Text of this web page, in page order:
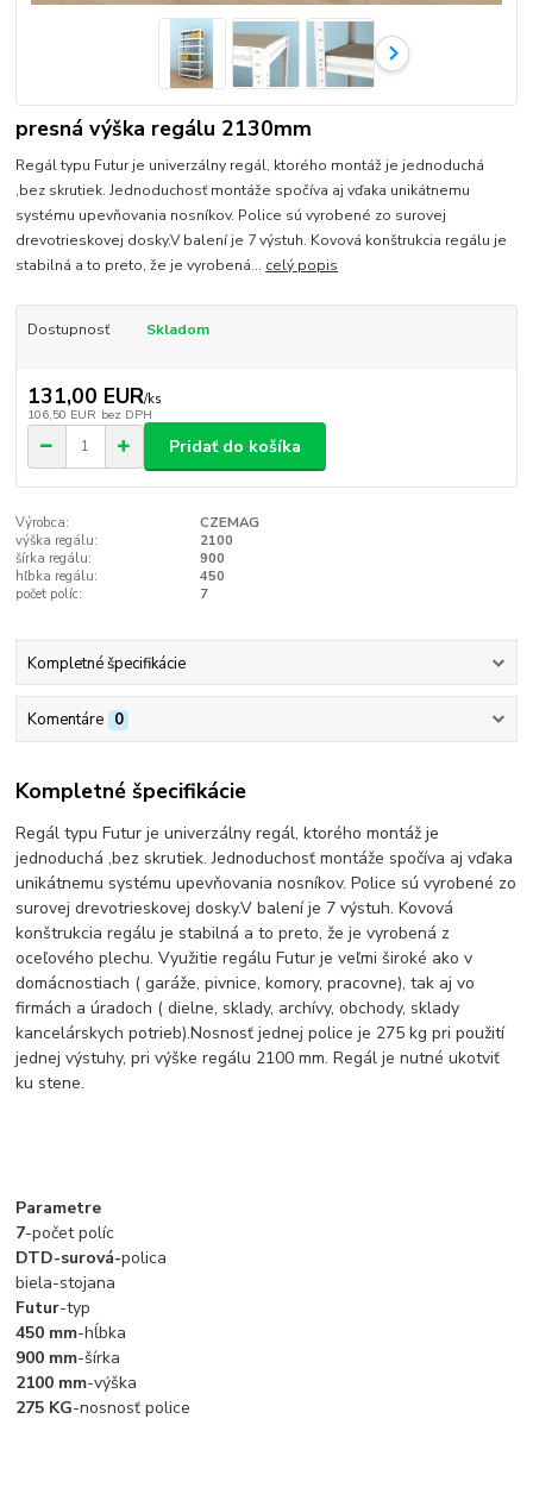
presná výška regálu 2130mm
Regál typu Futur je univerzálny regál, ktorého montáž je jednoduchá
,bez skrutiek. Jednoduchosť montáže spočíva aj vďaka unikátnemu
systému upevňovania nosníkov. Police sú vyrobené zo surovej
drevotrieskovej dosky.V balení je 7 výstuh. Kovová konštrukcia regálu je
stabilná a to preto, že je vyrobená... celý popis
Dostupnosť Skladom
131,00 EUR/ks
106,50 EUR bez DPH
Pridať do košíka
Výrobca:
CZEMAG
výška regálu:
2100
šírka regálu:
900
hľbka regálu:
450
počet políc:
7
Kompletné špecifikácie
Komentáre 0
Kompletné špecifikácie
Regál typu Futur je univerzálny regál, ktorého montáž je
jednoduchá ,bez skrutiek. Jednoduchosť montáže spočíva aj vďaka
unikátnemu systému upevňovania nosníkov. Police sú vyrobené zo
surovej drevotrieskovej dosky.V balení je 7 výstuh. Kovová
konštrukcia regálu je stabilná a to preto, že je vyrobená z
oceľového plechu. Využitie regálu Futur je veľmi široké ako v
domácnostiach ( garáže, pivnice, komory, pracovne), tak aj vo
firmách a úradoch ( dielne, sklady, archívy, obchody, sklady
kancelárskych potrieb).Nosnosť jednej police je 275 kg pri použití
jednej výstuhy, pri výške regálu 2100 mm. Regál je nutné ukotviť
ku stene.
Parametre
7-počet políc
DTD-surová-polica
biela-stojana
Futur-typ
450 mm-hĺbka
900 mm-šírka
2100 mm-výška
275 KG-nosnosť police